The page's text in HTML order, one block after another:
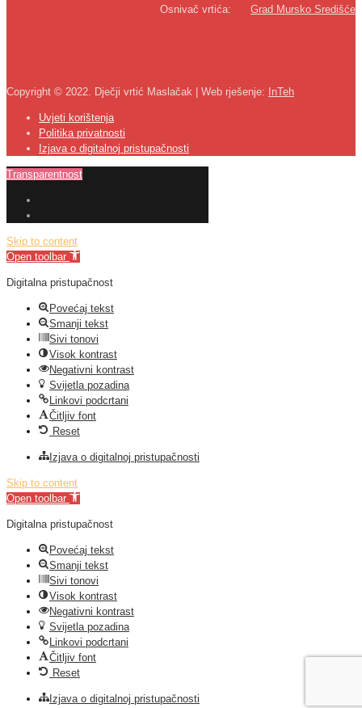
Osnivač vrtića: Grad Mursko Središće
Copyright © 2022. Dječji vrtić Maslačak | Web rješenje: InTeh
Uvjeti korištenja
Politika privatnosti
Izjava o digitalnoj pristupačnosti
Transparentnost
Skip to content
Open toolbar
Digitalna pristupačnost
Povećaj tekst
Smanji tekst
Sivi tonovi
Visok kontrast
Negativni kontrast
Svijetla pozadina
Linkovi podcrtani
Čitljiv font
Reset
Izjava o digitalnoj pristupačnosti
Skip to content
Open toolbar
Digitalna pristupačnost
Povećaj tekst
Smanji tekst
Sivi tonovi
Visok kontrast
Negativni kontrast
Svijetla pozadina
Linkovi podcrtani
Čitljiv font
Reset
Izjava o digitalnoj pristupačnosti